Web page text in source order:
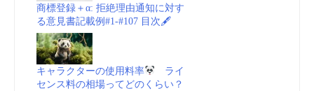
商標登録＋α: 拒絶理由通知に対す
る意見書記載例#1-#107 目次🖋
キャラクターの使用料率
ライ
センス料の相場ってどのくらい？